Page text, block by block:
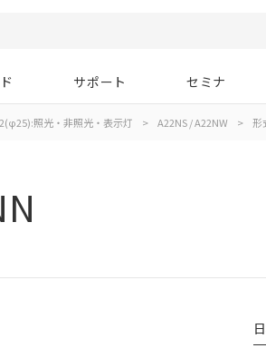
サポート セミナ
照光・非照光・表示灯 > A22NS / A22NW > 形